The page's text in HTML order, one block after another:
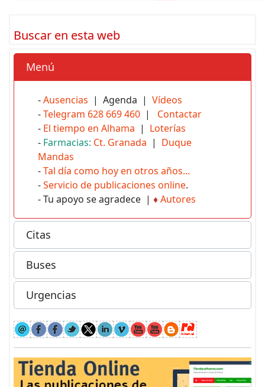
Buscar en esta web
Menú
-Ausencias | Agenda | Vídeos
-Telegram 628 669 460 | Contactar
- El tiempo en Alhama | Loterías
- Farmacias: Ct. Granada | Duque
Mandas
-Tal día como hoy en otros años...
-Servicio de publicaciones online.
- Tu apoyo se agradece | ♦Autores
Citas
Buses
Urgencias